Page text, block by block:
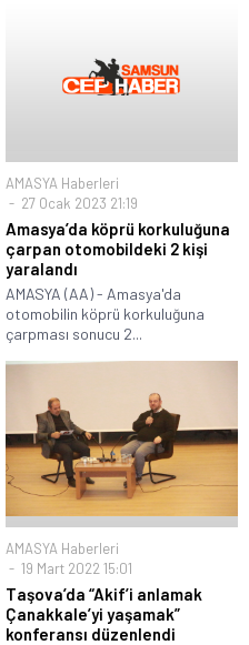
AMASYA Haberleri
27 Ocak 2023 21:19
Amasya’da köprü korkuluğuna
çarpan otomobildeki 2 kişi
yaralandı
AMASYA (AA) - Amasya'da
otomobilin köprü korkuluğuna
çarpması sonucu 2...
AMASYA Haberleri
19 Mart 2022 15:01
Taşova’da “Akif’i anlamak
Çanakkale’yi yaşamak”
konferansı düzenlendi